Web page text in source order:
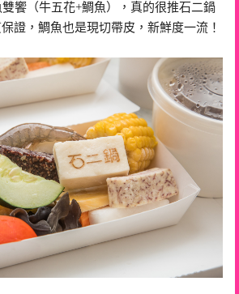
饗（牛五花+鯛魚），真的很推石二鍋
證，鯛魚也是現切帶皮，新鮮度一流！